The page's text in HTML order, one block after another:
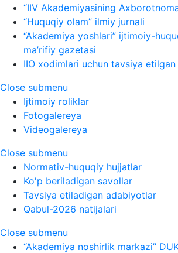
“IIV Akademiyasining
“Huquqiy olam” ilmiy jurnali
“Akademiya yoshlari” ijtimoiy-
ma’rifiy gazetasi
IIO xodimlari uchun tavsiya
Close submenu
Ijtimoiy roliklar
Fotogalereya
Videogalereya
Close submenu
Normativ-huquqiy hujjatlar
Ko'p beriladigan savollar
Tavsiya etiladigan adabiyotlar
Qabul-2026 natijalari
Close submenu
“Akademiya noshirlik markazi”